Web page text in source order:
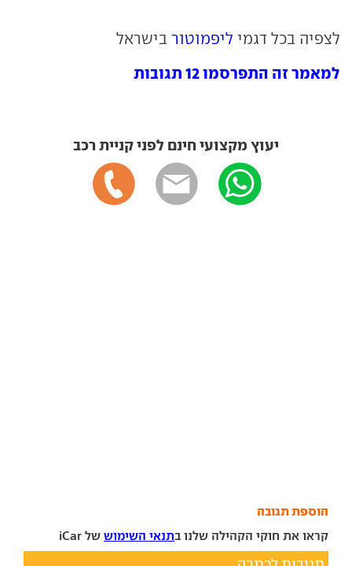
לצפיה בכל דגמי ליפמוטור בישראל
למאמר זה התפרסמו 12 תגובות
יעוץ מקצועי חינם לפני קניית רכב
הוספת תגובה
קראו את חוקי הקהילה שלנו בתנאי השימוש של iCar